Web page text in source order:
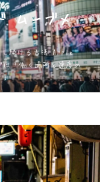
ド ムーブメ
続ける方法 Apple
「働く場所と速度の
」